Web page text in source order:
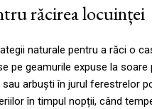
răcirea locuinței
naturale pentru a răci o
pe geamurile expuse la
arbuști în jurul ferestrelor
în timpul nopții, când